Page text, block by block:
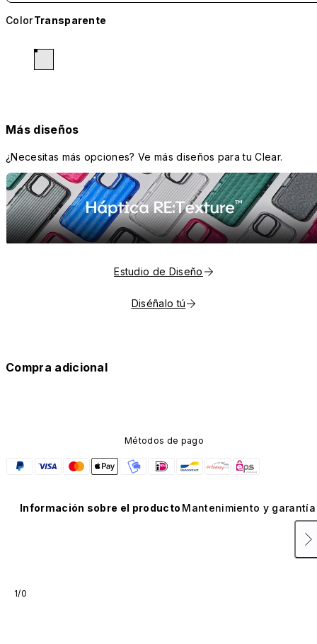
ColorTransparente
Más diseños
¿Necesitas más opciones? Ve más diseños para tu Clear.
Estudio de Diseño
Diséñalo tú
Compra adicional
Métodos de pago
Información sobre el producto Mantenimiento y garantía
1/0